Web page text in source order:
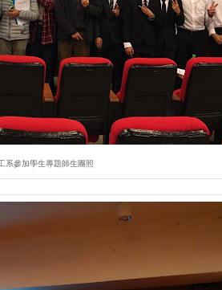
系參加學生專題師生團照